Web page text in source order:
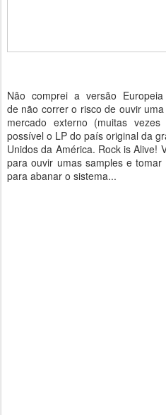
Não comprei a versão
de não correr o risco de ouvir
mercado externo (muitas
possível o LP do país original da
Unidos da América. Rock is Alive!
para ouvir umas samples e
para abanar o sistema...